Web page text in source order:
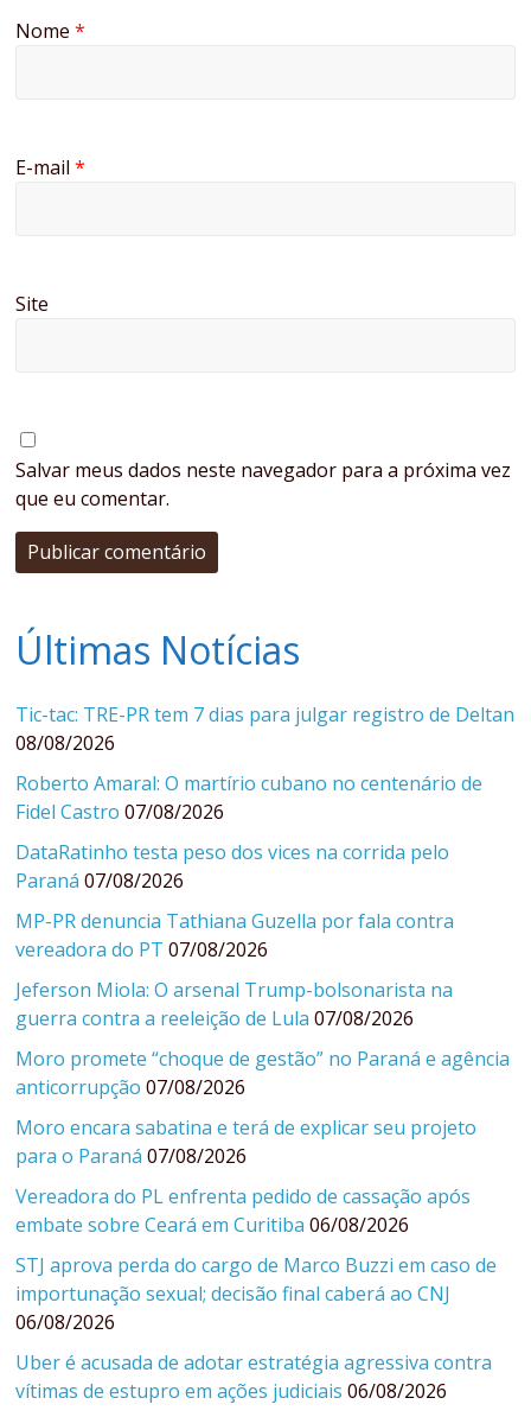
Nome*
E-mail*
Site
Salvar meus dados neste navegador para a próxima vez
que eu comentar.
Últimas Notícias
Tic-tac: TRE-PR tem 7 dias para julgar registro de Deltan
08/08/2026
Roberto Amaral: O martírio cubano no centenário de
Fidel Castro 07/08/2026
DataRatinho testa peso dos vices na corrida pelo
Paraná 07/08/2026
MP-PR denuncia Tathiana Guzella por fala contra
vereadora do PT 07/08/2026
Jeferson Miola: O arsenal Trump-bolsonarista na
guerra contra a reeleição de Lula 07/08/2026
Moro promete “choque de gestão” no Paraná e agência
anticorrupção 07/08/2026
Moro encara sabatina e terá de explicar seu projeto
para o Paraná 07/08/2026
Vereadora do PL enfrenta pedido de cassação após
embate sobre Ceará em Curitiba 06/08/2026
STJ aprova perda do cargo de Marco Buzzi em caso de
importunação sexual; decisão final caberá ao CNJ
06/08/2026
Uber é acusada de adotar estratégia agressiva contra
vítimas de estupro em ações judiciais 06/08/2026